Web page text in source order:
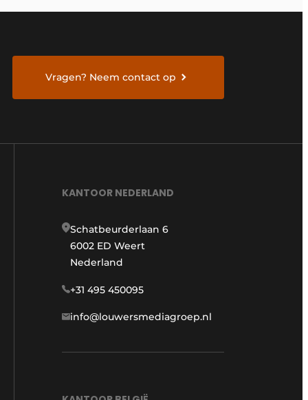
Vragen? Neem contact op
KANTOOR NEDERLAND
Schatbeurderlaan 6
6002 ED Weert
Nederland
+31 495 450095
info@louwersmediagroep.nl